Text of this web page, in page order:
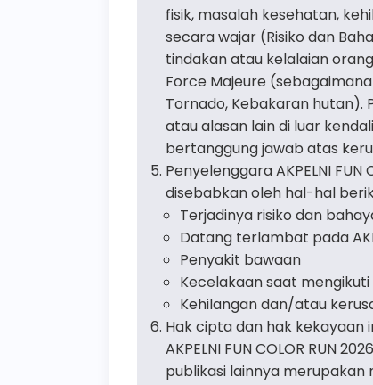
fisik, masalah kesehatan,
secara wajar (Risiko dan
tindakan atau kelalaian
Force Majeure
Tornado, Kebakaran hutan).
atau alasan lain di luar
bertanggung jawab atas
Penyelenggara AKPELNI
disebabkan oleh hal-hal
Terjadinya risiko dan
Datang terlambat pada
Penyakit bawaan
Kecelakaan saat mengikuti
Kehilangan dan/atau
Hak cipta dan hak
AKPELNI FUN COLOR RUN
publikasi lainnya